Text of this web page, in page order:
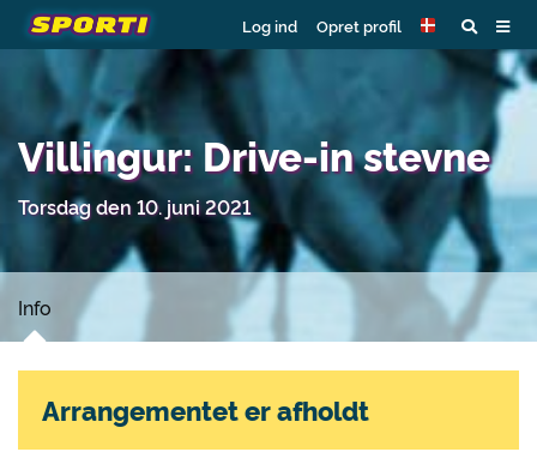
Log ind Opret profil
Villingur: Drive-in stevne
Torsdag den 10. juni 2021
Info
Arrangementet er afholdt